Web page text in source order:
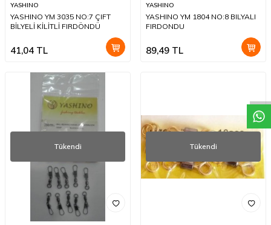
YASHINO
YASHINO YM 3035 NO:7 ÇIFT
BİLYELİ KİLİTLİ FIRDÖNDÜ
41,04 TL
YASHINO
YASHINO YM 1804 NO:8 BILYALI
FIRDONDU
89,49 TL
Tükendi Tükendi